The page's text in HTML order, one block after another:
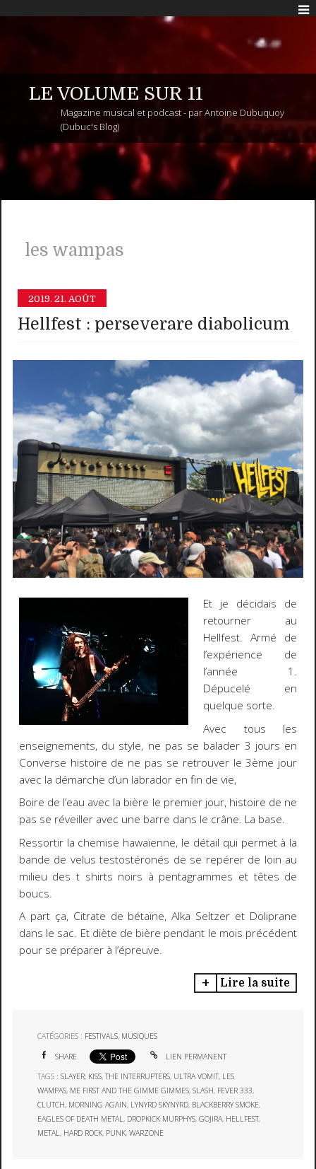
LE VOLUME SUR 11
Magazine musical et podcast - par Antoine Dubuquoy
(Dubuc's Blog)
les wampas
2019. 21. AOÛT
Hellfest : perseverare diabolicum
Et je décidais de
retourner au
Hellfest. Armé de
l’expérience de
l’année 1.
Dépucelé en
quelque sorte.
Avec tous les
enseignements, du style, ne pas se balader 3 jours en
Converse histoire de ne pas se retrouver le 3ème jour
avec la démarche d’un labrador en fin de vie,
Boire de l’eau avec la bière le premier jour, histoire de ne
pas se réveiller avec une barre dans le crâne. La base.
Ressortir la chemise hawaïenne, le détail qui permet à la
bande de velus testostéronés de se repérer de loin au
milieu des t shirts noirs à pentagrammes et têtes de
boucs.
A part ça, Citrate de bétaïne, Alka Seltzer et Doliprane
dans le sac. Et diète de bière pendant le mois précédent
pour se préparer à l’épreuve.
Lire la suite
CATÉGORIES : FESTIVALS, MUSIQUES
SHARE LIEN PERMANENT
TAGS :SLAYER, KISS,THE INTERRUPTERS, ULTRA VOMIT, LES
WAMPAS, ME FIRST AND THE GIMME GIMMES,SLASH, FEVER 333,
CLUTCH, MORNING AGAIN, LYNYRD SKYNYRD, BLACKBERRY SMOKE,
EAGLES OF DEATH METAL, DROPKICK MURPHYS,GOJIRA, HELLFEST,
METAL, HARD ROCK, PUNK,WARZONE